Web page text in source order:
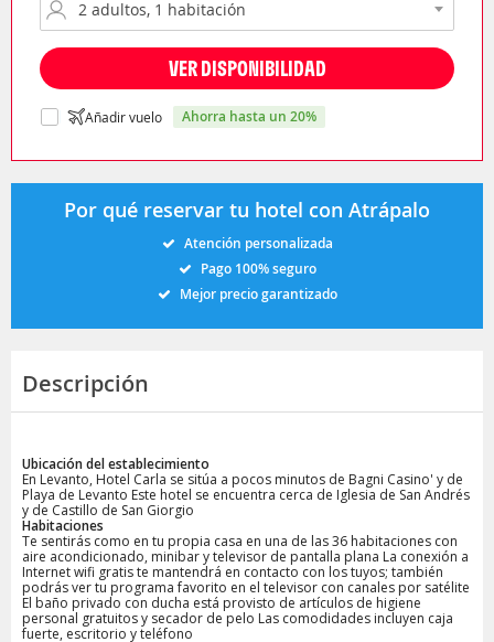
VER DISPONIBILIDAD
Añadir vuelo ahorra hasta un 20%
Por qué reservar tu hotel con Atrápalo
Atención personalizada
Pago 100% seguro
Mejor precio garantizado
Descripción
Ubicación del establecimiento
En Levanto, Hotel Carla se sitúa a pocos minutos de Bagni Casino' y de
Playa de Levanto Este hotel se encuentra cerca de Iglesia de San Andrés
y de Castillo de San Giorgio
Habitaciones
Te sentirás como en tu propia casa en una de las 36 habitaciones con
aire acondicionado, minibar y televisor de pantalla plana La conexión a
Internet wifi gratis te mantendrá en contacto con los tuyos; también
podrás ver tu programa favorito en el televisor con canales por satélite
El baño privado con ducha está provisto de artículos de higiene
personal gratuitos y secador de pelo Las comodidades incluyen caja
fuerte, escritorio y teléfono